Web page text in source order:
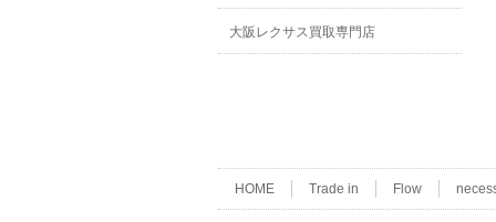
大阪レクサス買取専門店
HOME Trade in Flow